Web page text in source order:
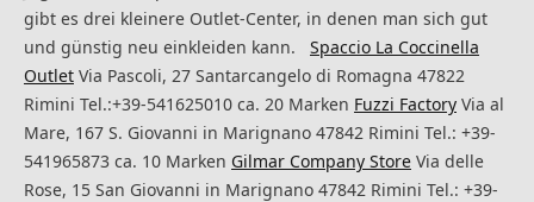
gibt es drei kleinere Outlet-Center, in denen man sich gut
und günstig neu einkleiden kann. Spaccio La Coccinella
Outlet Via Pascoli, 27 Santarcangelo di Romagna 47822
Rimini Tel.:+39-541625010 ca. 20 Marken Fuzzi Factory Via al
Mare, 167 S. Giovanni in Marignano 47842 Rimini Tel.: +39-
541965873 ca. 10 Marken Gilmar Company Store Via delle
Rose, 15 San Giovanni in Marignano 47842 Rimini Tel.: +39-